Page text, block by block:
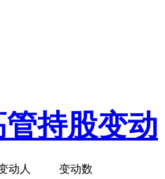
持股变动
动人
变动数